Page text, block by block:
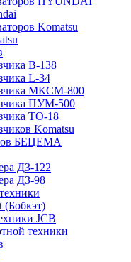
Komatsu
B-138
L-34
МКСМ-800
ПУМ-500
ТО-18
Komatsu
БЕЦЕМА
ДЗ-122
ДЗ-98
(Бобкэт)
JCB
техники